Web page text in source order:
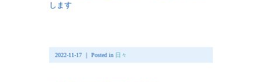
します
2022-11-17 ｜ Posted in 日々